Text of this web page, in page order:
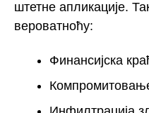
штетне апликације.
вероватноћу:
Финансијска